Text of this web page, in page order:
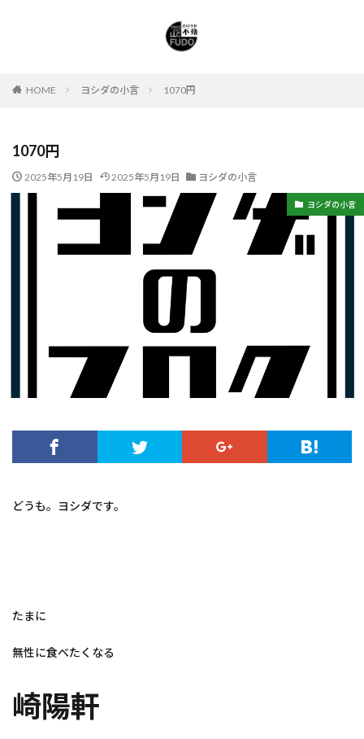
HOME ヨシダの小言 1070円
1070円
2025年5月19日 2025年5月19日 ヨシダの小言
ヨシダの小言
どうも。ヨシダです。
たまに
無性に食べたくなる
崎陽軒